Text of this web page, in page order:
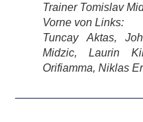
Trainer Tomislav
Vorne von Links:
Tuncay Aktas,
Midzic, Laurin
Orifiamma, Niklas